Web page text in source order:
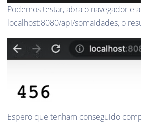
Podemos testar, abra o navegador e
localhost:8080/api/somaIdades, o
Espero que tenham conseguido